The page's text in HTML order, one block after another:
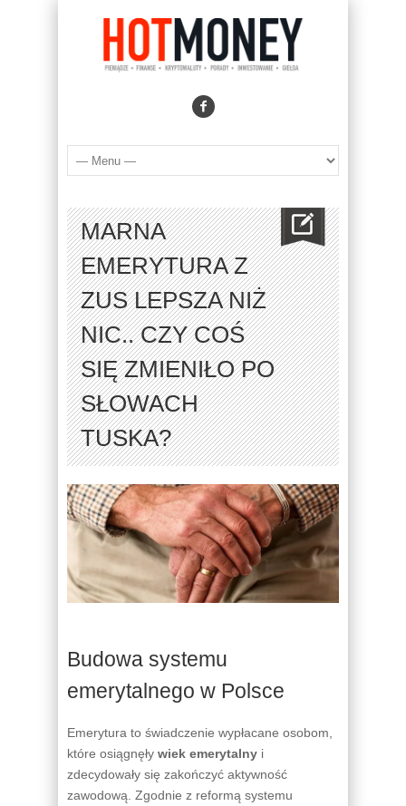
MARNA
EMERYTURA Z
ZUS LEPSZA NIŻ
NIC.. CZY COŚ
SIĘ ZMIENIŁO PO
SŁOWACH
TUSKA?
Budowa systemu
emerytalnego w Polsce
Emerytura to świadczenie wypłacane osobom,
które osiągnęły wiek emerytalny i
zdecydowały się zakończyć aktywność
zawodową. Zgodnie z reformą systemu